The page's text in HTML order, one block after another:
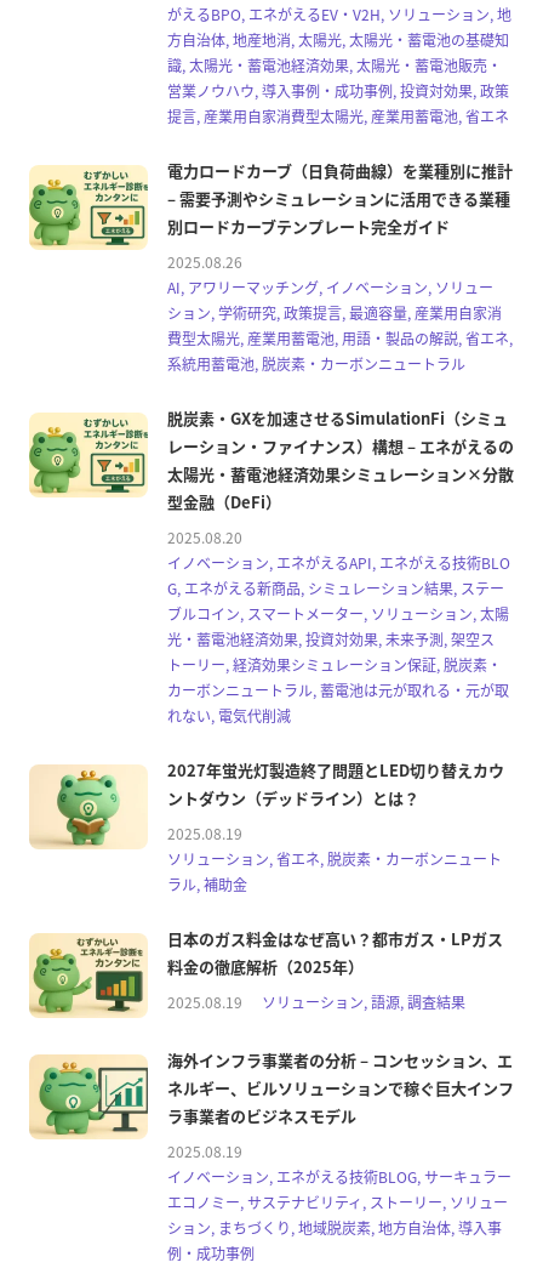
がえるBPO, エネがえるEV・V2H, ソリューション, 地
方自治体, 地産地消, 太陽光, 太陽光・蓄電池の基礎知
識, 太陽光・蓄電池経済効果, 太陽光・蓄電池販売・
営業ノウハウ, 導入事例・成功事例, 投資対効果, 政策
提言, 産業用自家消費型太陽光, 産業用蓄電池, 省エネ
電力ロードカーブ（日負荷曲線）を業種別に推計
– 需要予測やシミュレーションに活用できる業種
別ロードカーブテンプレート完全ガイド
2025.08.26
AI, アワリーマッチング, イノベーション, ソリュー
ション, 学術研究, 政策提言, 最適容量, 産業用自家消
費型太陽光, 産業用蓄電池, 用語・製品の解説, 省エネ,
系統用蓄電池, 脱炭素・カーボンニュートラル
脱炭素・GXを加速させるSimulationFi（シミュ
レーション・ファイナンス）構想 – エネがえるの
太陽光・蓄電池経済効果シミュレーション×分散
型金融（DeFi）
2025.08.20
イノベーション, エネがえるAPI, エネがえる技術BLO
G, エネがえる新商品, シミュレーション結果, ステー
ブルコイン, スマートメーター, ソリューション, 太陽
光・蓄電池経済効果, 投資対効果, 未来予測, 架空ス
トーリー, 経済効果シミュレーション保証, 脱炭素・
カーボンニュートラル, 蓄電池は元が取れる・元が取
れない, 電気代削減
2027年蛍光灯製造終了問題とLED切り替えカウ
ントダウン（デッドライン）とは？
2025.08.19
ソリューション, 省エネ, 脱炭素・カーボンニュート
ラル, 補助金
日本のガス料金はなぜ高い？都市ガス・LPガス
料金の徹底解析（2025年）
2025.08.19 ソリューション, 語源, 調査結果
海外インフラ事業者の分析 – コンセッション、エ
ネルギー、ビルソリューションで稼ぐ巨大インフ
ラ事業者のビジネスモデル
2025.08.19
イノベーション, エネがえる技術BLOG, サーキュラー
エコノミー, サステナビリティ, ストーリー, ソリュー
ション, まちづくり, 地域脱炭素, 地方自治体, 導入事
例・成功事例